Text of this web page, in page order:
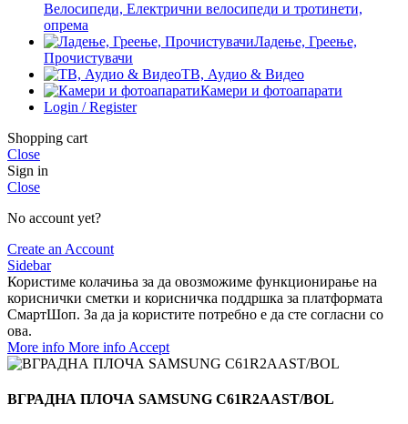
Велосипеди, Електрични велосипеди и тротинети,
опрема
Ладење, Греење,
Прочистувачи
ТВ, Аудио & Видео
Камери и фотоапарати
Login / Register
Shopping cart
Close
Sign in
Close
No account yet?
Create an Account
Sidebar
Користиме колачиња за да овозможиме функционирање на
кориснички сметки и корисничка поддршка за платформата
СмартШоп. За да ја користите потребно е да сте согласни со
ова.
More info More info Accept
ВГРАДНА ПЛОЧА SAMSUNG C61R2AAST/BOL